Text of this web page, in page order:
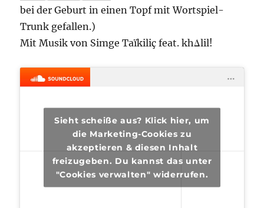
bei der Geburt in einen Topf mit Wortspiel-
Trunk gefallen.)
Mit Musik von Simge Taïkiliç feat. khΔlil!
Sieht scheiße aus? Klick hier, um
die Marketing-Cookies zu
akzeptieren & diesen Inhalt
freizugeben. Du kannst das unter
"Cookies verwalten" widerrufen.